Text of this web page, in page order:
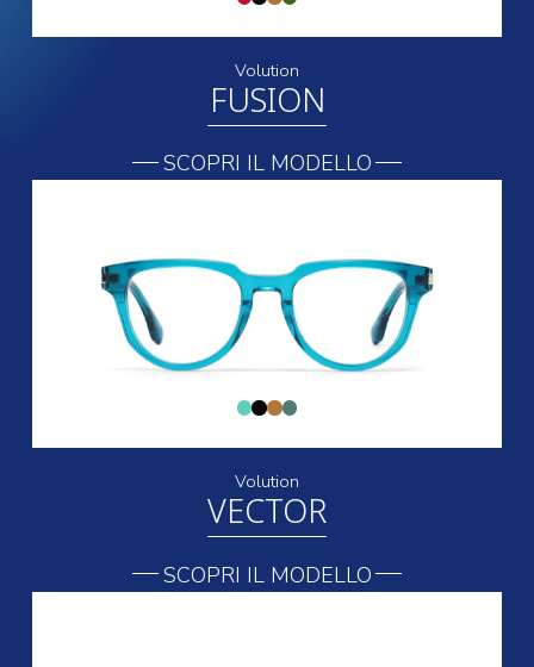
Volution
FUSION
SCOPRI IL MODELLO
Volution
VECTOR
SCOPRI IL MODELLO